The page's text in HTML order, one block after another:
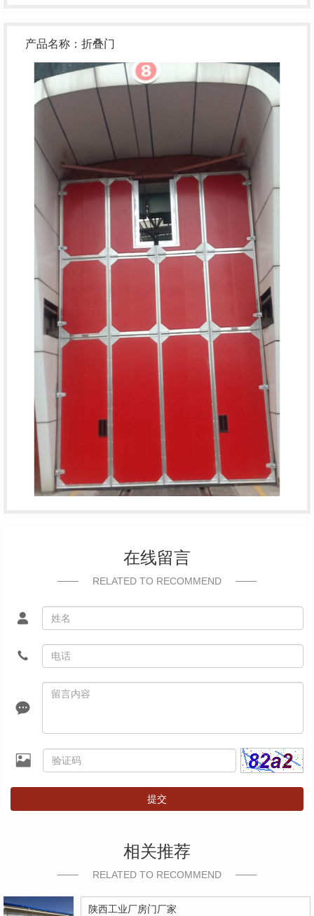
产品名称：折叠门
在线留言
RELATED TO RECOMMEND
提交
相关推荐
RELATED TO RECOMMEND
陕西工业厂房门厂家